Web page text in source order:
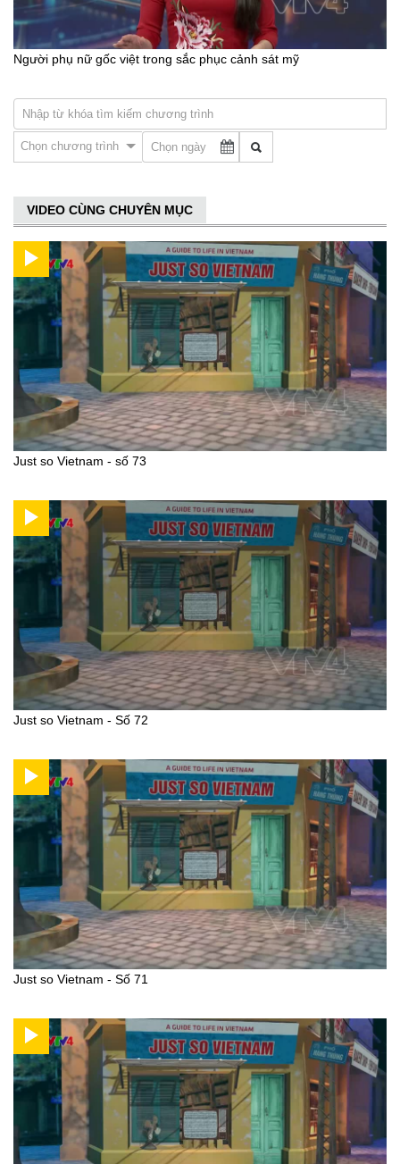
Người phụ nữ gốc việt trong sắc phục cảnh sát mỹ
Chọn chương trình
VIDEO CÙNG CHUYÊN MỤC
Just so Vietnam - số 73
Just so Vietnam - Số 72
Just so Vietnam - Số 71